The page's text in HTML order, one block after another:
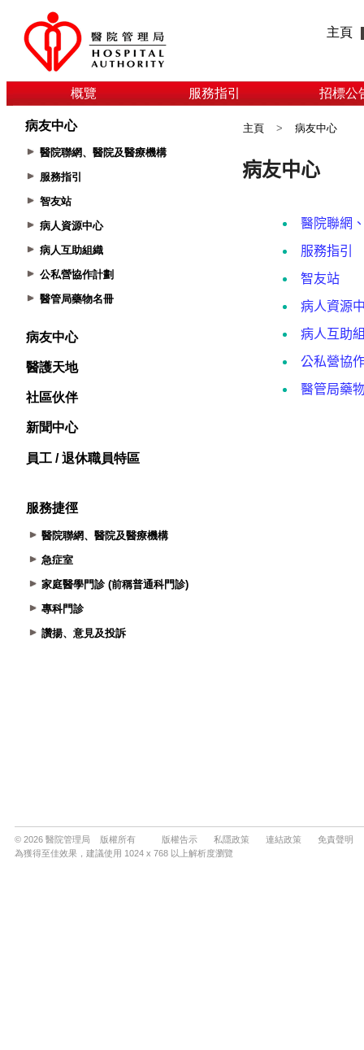
主頁
概覽 服務指引 招標公
病友中心
醫院聯網、醫院及醫療機構
服務指引
智友站
病人資源中心
病人互助組織
公私營協作計劃
醫管局藥物名冊
病友中心
醫護天地
社區伙伴
新聞中心
員工 / 退休職員特區
服務捷徑
醫院聯網、醫院及醫療機構
急症室
家庭醫學門診 (前稱普通科門診)
專科門診
讚揚、意見及投訴
主頁 > 病友中心
© 2026 醫院管理局 版權所有 版權告示 私隱政策 連結政策
免責聲明
為獲得至佳效果，建議使用 1024 x 768 以上解析度瀏覽